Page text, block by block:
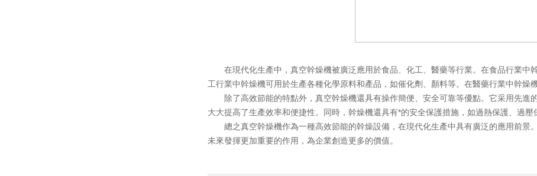
在現代化生產中，真空幹燥機被廣泛應用於食品、化工、醫藥等行業。在食品行業中
工行業中幹燥機可用於生產各種化學原料和產品，如催化劑、顏料等。在醫藥行業中幹燥
除了高效節能的特點外，真空幹燥機還具有操作簡便、安全可靠等優點。它采用先進
大大提高了生產效率和便捷性。同時，幹燥機還具有*的安全保護措施，如過熱保護、過壓
總之真空幹燥機作為一種高效節能的幹燥設備，在現代化生產中具有廣泛的應用前景
未來發揮更加重要的作用，為企業創造更多的價值。